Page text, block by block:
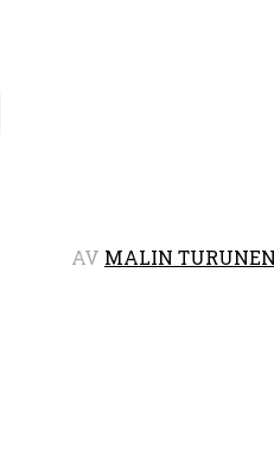
AV MALIN TURUNEN